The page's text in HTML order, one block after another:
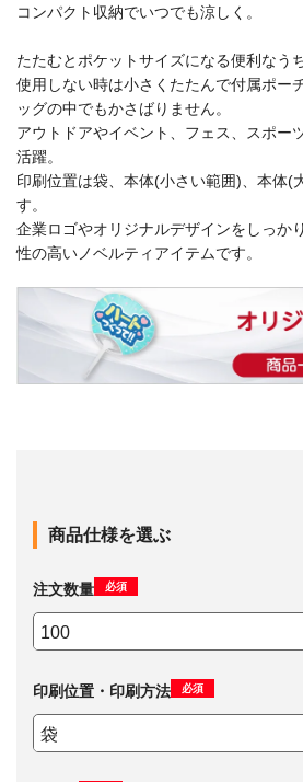
コンパクト収納でいつでも涼しく。
たたむとポケットサイズになる便利なうち
使用しない時は小さくたたんで付属ポー
ッグの中でもかさばりません。
アウトドアやイベント、フェス、スポー
活躍。
印刷位置は袋、本体(小さい範囲)、本体(
す。
企業ロゴやオリジナルデザインをしっか
性の高いノベルティアイテムです。
商品仕様を選ぶ
注文数量 必須
印刷位置・印刷方法 必須